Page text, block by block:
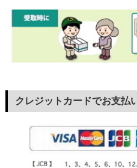
クレジットカードでお支払